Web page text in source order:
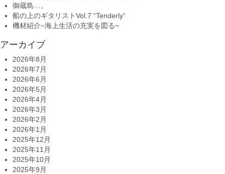
御蔵島…。
船の上のギタリストVol.7 “Tenderly”
機材紹介~海上生活の充実を図る~
アーカイブ
2026年8月
2026年7月
2026年6月
2026年5月
2026年4月
2026年3月
2026年2月
2026年1月
2025年12月
2025年11月
2025年10月
2025年9月